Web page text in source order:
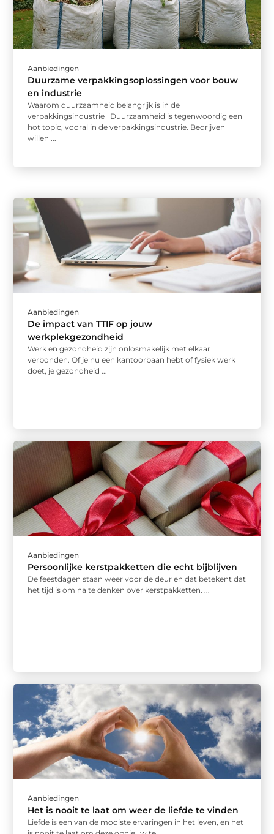
Aanbiedingen
Duurzame verpakkingsoplossingen voor bouw
en industrie
Waarom duurzaamheid belangrijk is in de
verpakkingsindustrie Duurzaamheid is tegenwoordig een
hot topic, vooral in de verpakkingsindustrie. Bedrijven
willen ...
Aanbiedingen
De impact van TTIF op jouw
werkplekgezondheid
Werk en gezondheid zijn onlosmakelijk met elkaar
verbonden. Of je nu een kantoorbaan hebt of fysiek werk
doet, je gezondheid ...
Aanbiedingen
Persoonlijke kerstpakketten die echt bijblijven
De feestdagen staan weer voor de deur en dat betekent dat
het tijd is om na te denken over kerstpakketten. ...
Aanbiedingen
Het is nooit te laat om weer de liefde te vinden
Liefde is een van de mooiste ervaringen in het leven, en het